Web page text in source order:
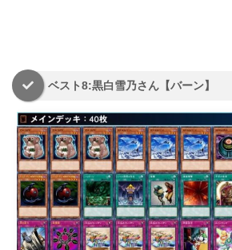
ベスト8:黒白雪乃さん【バーン】